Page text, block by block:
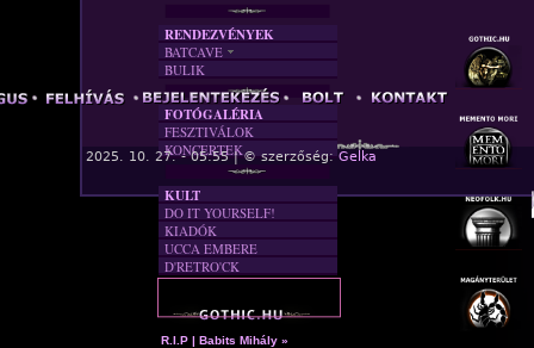
2025. 10. 27. - 05:55 | © szerzőség:Gelka «
RENDEZVÉNYEK
BATCAVE
AKTUÁLIS
A MÚLT
BULIK
FOTÓGALÉRIA
FESZTIVÁLOK
KONCERTEK
KULT
DO IT YOURSELF!
KIADÓK
UCCA EMBERE
D'RETRO'CK
R.I.P | Babits Mihály »